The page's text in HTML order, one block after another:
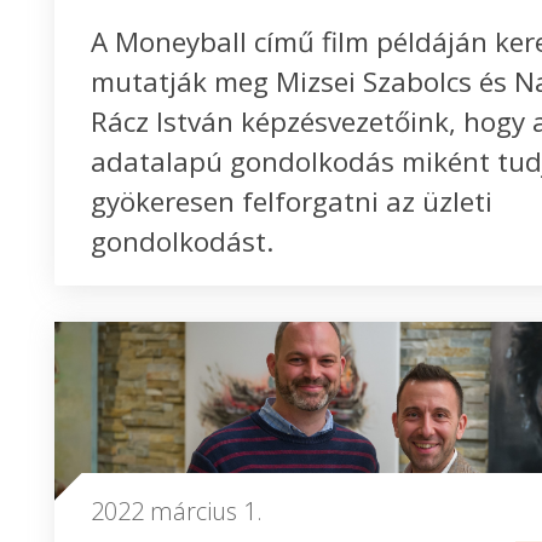
A Moneyball című film példáján
mutatják meg Mizsei Szabolcs és
Rácz István képzésvezetőink, hogy
adatalapú gondolkodás miként
gyökeresen felforgatni az üzleti
gondolkodást.
2022 március 1.